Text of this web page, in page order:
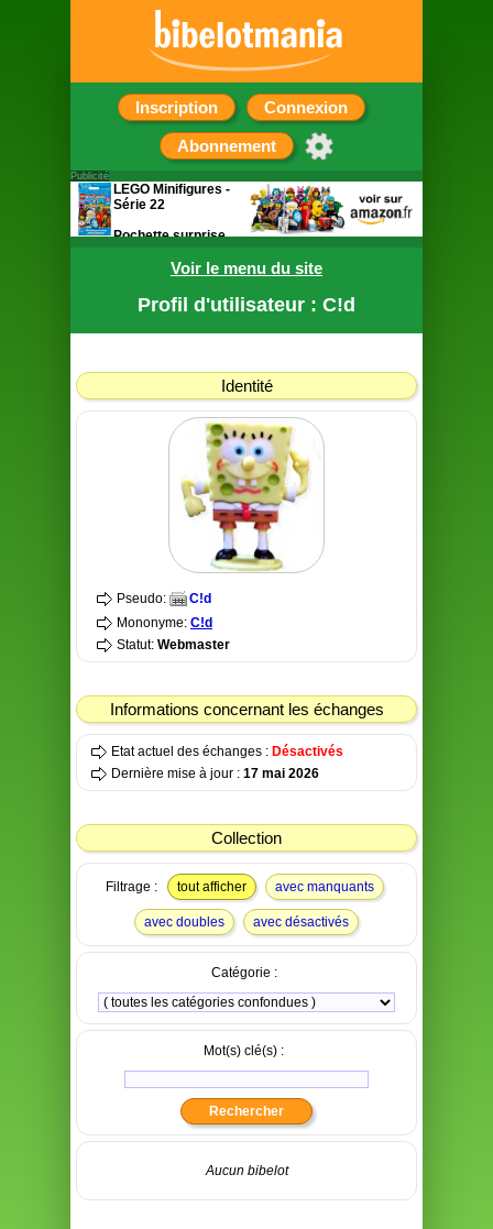
Inscription Connexion
Abonnement
Voir le menu du site
Profil d'utilisateur : C!d
Identité
Pseudo:
C!d
Mononyme: C!d
Statut: Webmaster
Informations concernant les échanges
Etat actuel des échanges : Désactivés
Dernière mise à jour : 17 mai 2026
Collection
Filtrage : tout afficher avec manquants
avec doubles avec désactivés
Catégorie :
Mot(s) clé(s) :
Aucun bibelot
Publicité
LEGO Minifigures -
Série 22
Pochette surprise